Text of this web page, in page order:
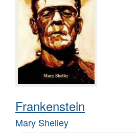
Frankenstein
Mary Shelley